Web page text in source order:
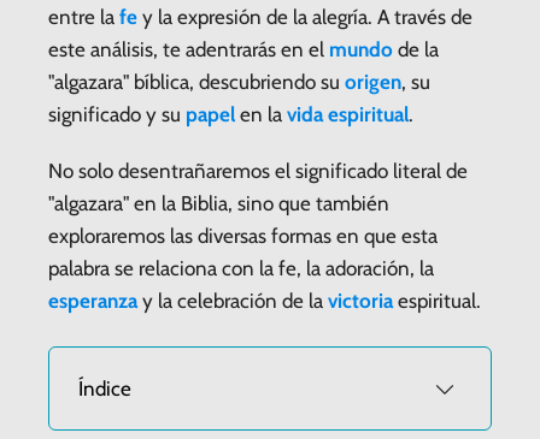
entre la fe y la expresión de la alegría. A través de
este análisis, te adentrarás en el mundo de la
"algazara" bíblica, descubriendo su origen, su
significado y su papel en la vida espiritual.
No solo desentrañaremos el significado literal de
"algazara" en la Biblia, sino que también
exploraremos las diversas formas en que esta
palabra se relaciona con la fe, la adoración, la
esperanzay la celebración de la victoriaespiritual.
Índice